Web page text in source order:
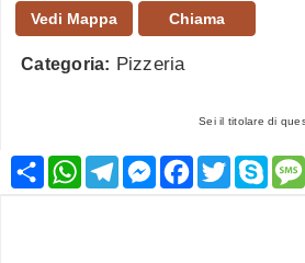
Vedi Mappa Chiama
Categoria: Pizzeria
Sei il titolare di
CondividiWhatsApp
TelegramMessenger
Facebook
Twitter